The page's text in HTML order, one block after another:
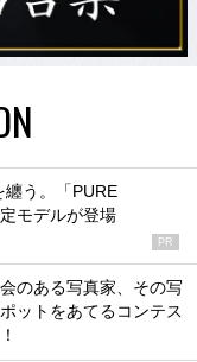
纏う。「PURE
モデルが登場
PR
のある写真家、その写
ットをあてるコンテス